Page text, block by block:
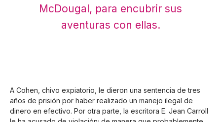
McDougal, para encubrir sus
aventuras con ellas.
A Cohen, chivo expiatorio, le dieron una sentencia de tres
años de prisión por haber realizado un manejo ilegal de
dinero en efectivo. Por otra parte, la escritora E. Jean Carroll